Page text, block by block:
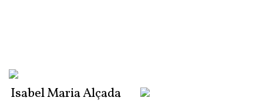
Isabel Maria Alçada